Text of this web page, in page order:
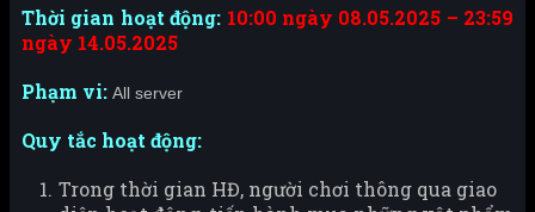
Thời gian hoạt động: 10:00 ngày 08.05.2025 – 23:59
ngày 14.05.2025
Phạm vi: All server
Quy tắc hoạt động:
Trong thời gian HĐ, người chơi thông qua giao